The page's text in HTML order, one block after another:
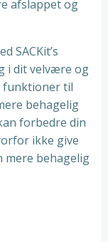
afslappet og
SACKit’s
i dit velvære og
funktioner til
behagelig
forbedre din
ikke give
mere behagelig